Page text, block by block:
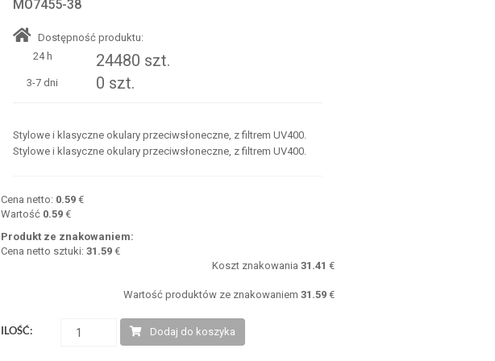
MO7455-38
Dostępność produktu:
24 h
24480 szt.
3-7 dni 0 szt.
Stylowe i klasyczne okulary przeciwsłoneczne, z filtrem UV400.
Stylowe i klasyczne okulary przeciwsłoneczne, z filtrem UV400.
Cena netto: 0.59 €
Wartość 0.59 €
Produkt ze znakowaniem:
Cena netto sztuki:31.59 €
Koszt znakowania 31.41 €
Wartość produktów ze znakowaniem 31.59€
ILOŚĆ: Dodaj do koszyka